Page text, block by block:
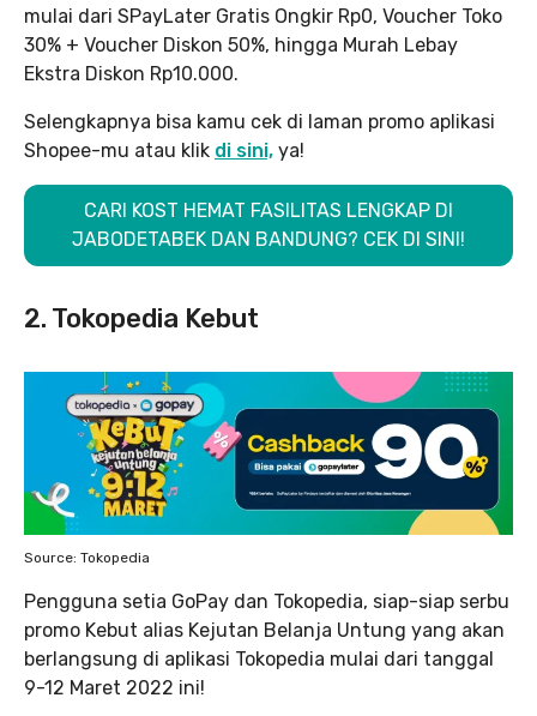
mulai dari SPayLater Gratis Ongkir Rp0, Voucher Toko
30% + Voucher Diskon 50%, hingga Murah Lebay
Ekstra Diskon Rp10.000.
Selengkapnya bisa kamu cek di laman promo aplikasi
Shopee-mu atau klik di sini, ya!
CARI KOST HEMAT FASILITAS LENGKAP DI
JABODETABEK DAN BANDUNG? CEK DI SINI!
2. Tokopedia Kebut
Source: Tokopedia
Pengguna setia GoPay dan Tokopedia, siap-siap serbu
promo Kebut alias Kejutan Belanja Untung yang akan
berlangsung di aplikasi Tokopedia mulai dari tanggal
9-12 Maret 2022 ini!